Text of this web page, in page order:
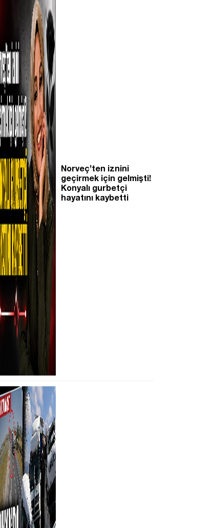
Norveç’ten iznini
geçirmek için gelmişti!
Konyalı gurbetçi
hayatını kaybetti